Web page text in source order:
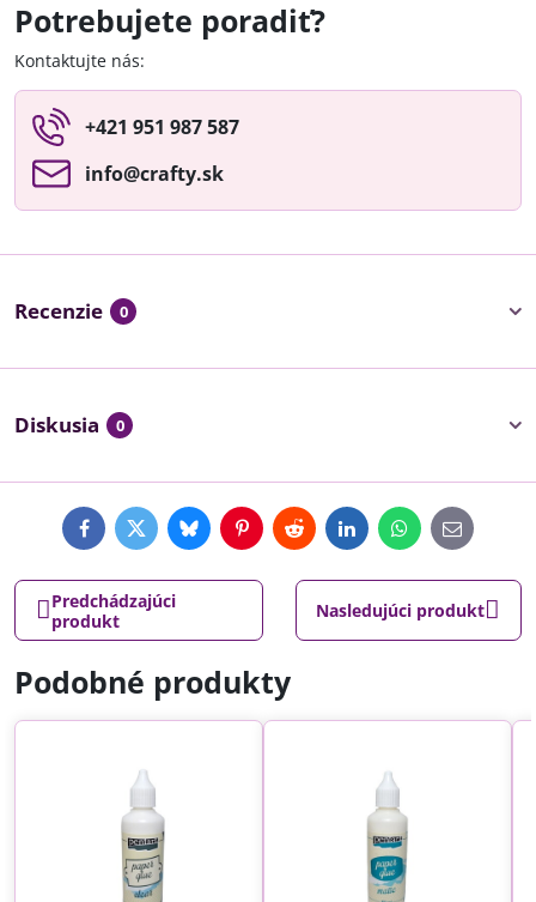
Potrebujete poradiť?
Kontaktujte nás:
+421 951 987 587
info​@crafty​.sk
Recenzie 0
Diskusia 0
FacebookTwitterBlueskyPinterestRedditLinkedInWhatsApp
E-
mail
Predchádzajúci
produkt
Nasledujúci produkt
Podobné produkty